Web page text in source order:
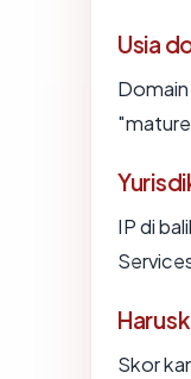
Usia
IP di
Skor